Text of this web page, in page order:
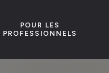
POUR LES
PROFESSIONNELS